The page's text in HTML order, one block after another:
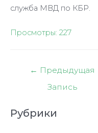
служба МВД по КБР.
Просмотры: 227
Навигация
← Предыдущая
Запись
Рубрики